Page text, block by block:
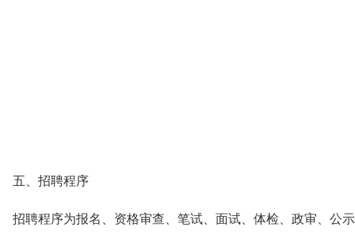
五、招聘程序
招聘程序为报名、资格审查、笔试、面试、体检、政审、公